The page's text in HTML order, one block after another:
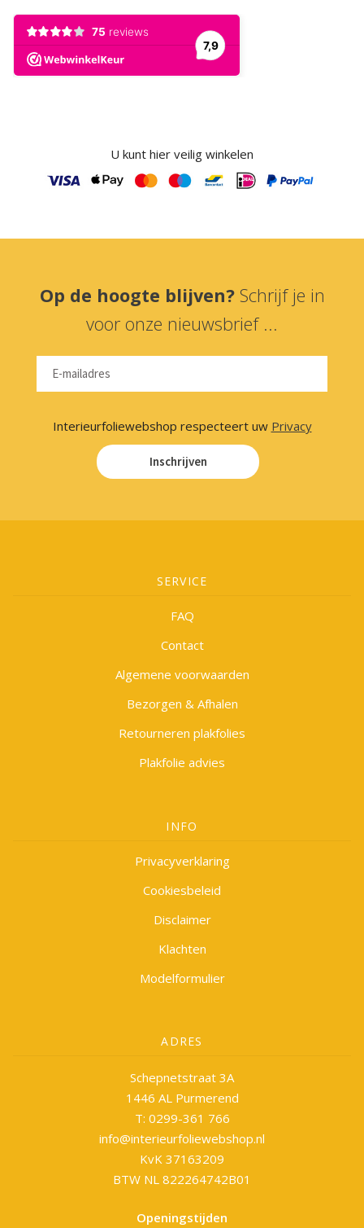
U kunt hier veilig winkelen
Op de hoogte blijven? Schrijf je in
voor onze nieuwsbrief ...
Interieurfoliewebshop respecteert uw Privacy
Inschrijven
SERVICE
FAQ
Contact
Algemene voorwaarden
Bezorgen & Afhalen
Retourneren plakfolies
Plakfolie advies
INFO
Privacyverklaring
Cookiesbeleid
Disclaimer
Klachten
Modelformulier
ADRES
Schepnetstraat 3A
1446 AL Purmerend
T: 0299-361 766
info@interieurfoliewebshop.nl
KvK 37163209
BTW NL 822264742B01
Openingstijden